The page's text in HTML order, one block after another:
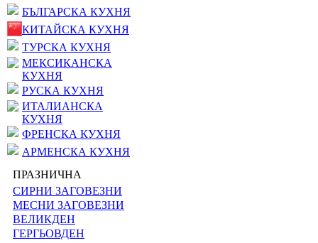
БЪЛГАРСКА КУХНЯ
КИТАЙСКА КУХНЯ
ТУРСКА КУХНЯ
МЕКСИКАНСКА
КУХНЯ
РУСКА КУХНЯ
ИТАЛИАНСКА
КУХНЯ
ФРЕНСКА КУХНЯ
АРМЕНСКА КУХНЯ
ПРАЗНИЧНА
СИРНИ ЗАГОВЕЗНИ
МЕСНИ ЗАГОВЕЗНИ
ВЕЛИКДЕН
ГЕРГЬОВДЕН